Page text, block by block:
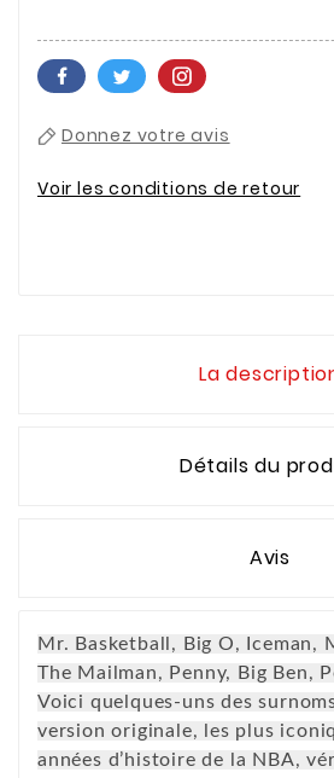
Donnez votre avis
Voir les conditions de retour
La
Détails du
Avis
Mr. Basketball, Big O, Iceman,
The Mailman, Penny, Big Ben,
Voici quelques-uns des
version originale, les plus
années d’histoire de la NBA,